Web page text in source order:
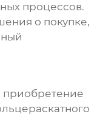
процессов.
о покупке,
приобретение